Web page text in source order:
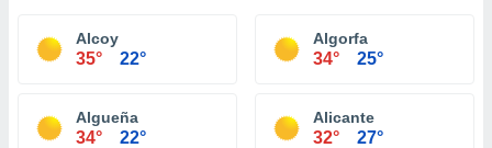
Alcoy
35° 22°
Algorfa
34° 25°
Algueña
34° 22°
Alicante
32° 27°